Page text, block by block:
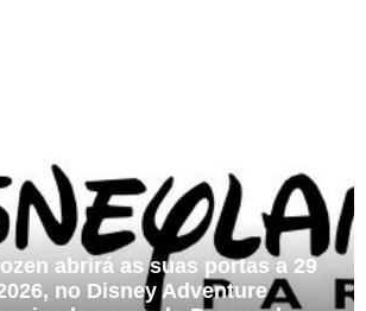
abrirá as suas portas a 29
no Disney Adventure